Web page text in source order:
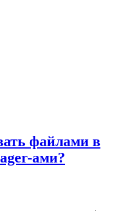
файлами в
ами?